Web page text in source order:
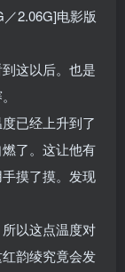
2.06G]电影版
这以后。也是
已经上升到了
了。这让他有
摸了摸。发现
以这点温度对
韵绫究竟会发